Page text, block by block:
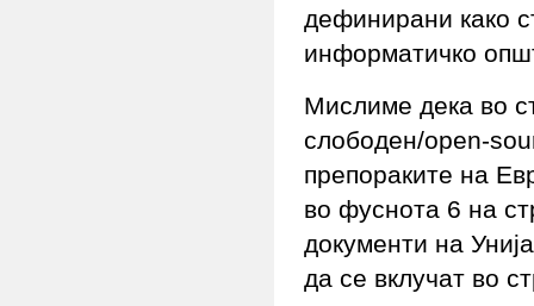
дефинирани како
информатичко
Мислиме дека во
слободен/open-
препораките на
во фуснота 6 на
документи на
да се вклучат во